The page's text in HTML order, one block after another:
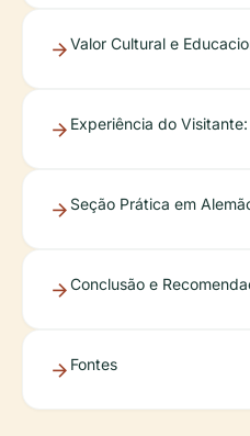
Valor Cultural e
Experiência do
Seção Prática em
Conclusão e
Fontes